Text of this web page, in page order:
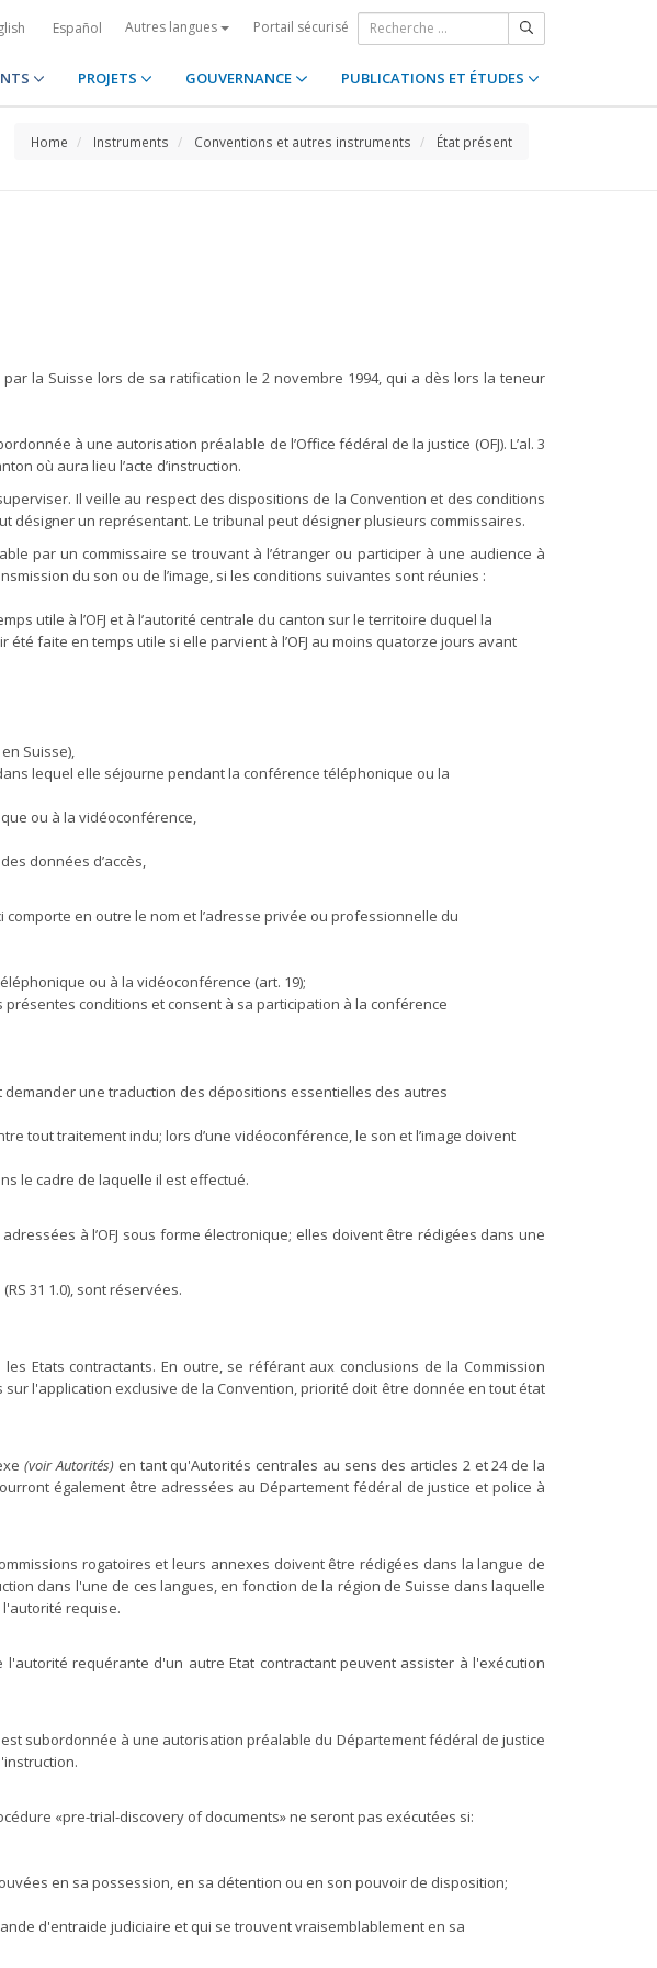
Español Autres langues Portail sécurisé
PROJETS GOUVERNANCE PUBLICATIONS ET ÉTUDES
Home Instruments Conventions et autres instruments État présent
la Suisse lors de sa ratification le 2 novembre 1994, qui a dès lors la teneur
à une autorisation préalable de l’Office fédéral de la justice (OFJ). L’al. 3
où aura lieu l’acte d’instruction.
Il veille au respect des dispositions de la Convention et des conditions
désigner un représentant. Le tribunal peut désigner plusieurs commissaires.
par un commissaire se trouvant à l’étranger ou participer à une audience à
du son ou de l’image, si les conditions suivantes sont réunies :
utile à l’OFJ et à l’autorité centrale du canton sur le territoire duquel la
faite en temps utile si elle parvient à l’OFJ au moins quatorze jours avant
Suisse),
lequel elle séjourne pendant la conférence téléphonique ou la
ou à la vidéoconférence,
données d’accès,
en outre le nom et l’adresse privée ou professionnelle du
ou à la vidéoconférence (art. 19);
conditions et consent à sa participation à la conférence
une traduction des dépositions essentielles des autres
tout traitement indu; lors d’une vidéoconférence, le son et l’image doivent
le cadre de laquelle il est effectué.
à l’OFJ sous forme électronique; elles doivent être rédigées dans une
31 1.0), sont réservées.
Etats contractants. En outre, se référant aux conclusions de la Commission
l'application exclusive de la Convention, priorité doit être donnée en tout état
(voir Autorités) en tant qu'Autorités centrales au sens des articles 2 et 24 de la
également être adressées au Département fédéral de justice et police à
rogatoires et leurs annexes doivent être rédigées dans la langue de
dans l'une de ces langues, en fonction de la région de Suisse dans laquelle
requise.
requérante d'un autre Etat contractant peuvent assister à l'exécution
subordonnée à une autorisation préalable du Département fédéral de justice
«pre-trial-discovery of documents» ne seront pas exécutées si:
en sa possession, en sa détention ou en son pouvoir de disposition;
d'entraide judiciaire et qui se trouvent vraisemblablement en sa